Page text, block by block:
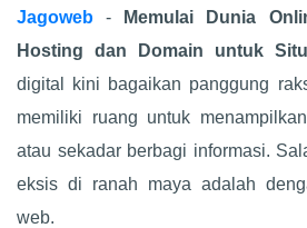
Jagoweb -
Memulai Dunia
Hosting dan Domain untuk
digital kini bagaikan panggung
memiliki ruang untuk
atau sekadar berbagi informasi.
eksis di ranah maya adalah
web.